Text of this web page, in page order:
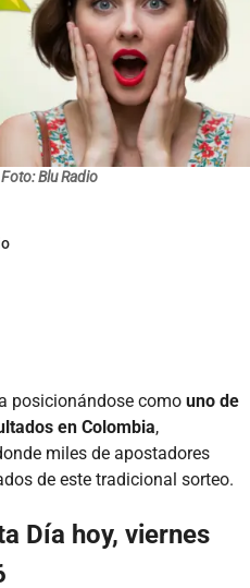
Foto: Blu Radio
posicionándose como uno de
en Colombia,
miles de apostadores
de este tradicional sorteo.
Día hoy, viernes